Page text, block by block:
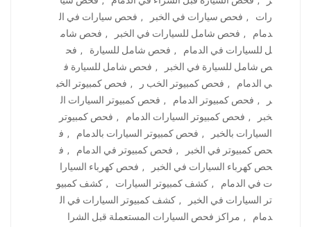
رات
, فحص سيارات في الخبر , فحص سيارات في ال
دمام
, فحص شامل للسيارات في الخبر , فحص شام
ل للسيارات في الدمام
, فحص شامل للسيارة , فح
ص شامل للسيارة في الخبر
, فحص شامل للسيارة ف
ي الدمام
, فحص كمبيوتر الخب ر , فحص كمبيوتر الخب
ر
, فحص كمبيوتر الدمام , فحص كمبيوتر السيارات ال
خبر
, فحص كمبيوتر السيارات الدمام , فحص كمبيوتر
السيارات بالخبر
, فحص كمبيوتر السيارات بالدمام , ف
حص كمبيوتر في الخبر
, فحص كمبيوتر في الدمام , ف
حص كهرباء السيارات في الخبر
, فحص كهرباء السيارا
ت في الدمام
, كشف كمبيوتر السيارات , كشف كمبيو
تر السيارات في الخبر
, كشف كمبيوتر السيارات في ال
دمام
, مراكز فحص السيارات المستعملة قبل الشرا